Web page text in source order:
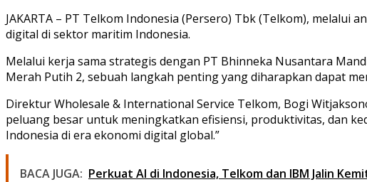
JAKARTA – PT Telkom Indonesia (Persero) Tbk (Telkom),
digital di sektor maritim Indonesia.
Melalui kerja sama strategis dengan PT Bhinneka Nusantara
Merah Putih 2, sebuah langkah penting yang diharapkan dapat
Direktur Wholesale & International Service Telkom, Bogi
peluang besar untuk meningkatkan efisiensi, produktivitas, dan
Indonesia di era ekonomi digital global.”
BACA JUGA: Perkuat AI di Indonesia, Telkom dan IBM Jalin